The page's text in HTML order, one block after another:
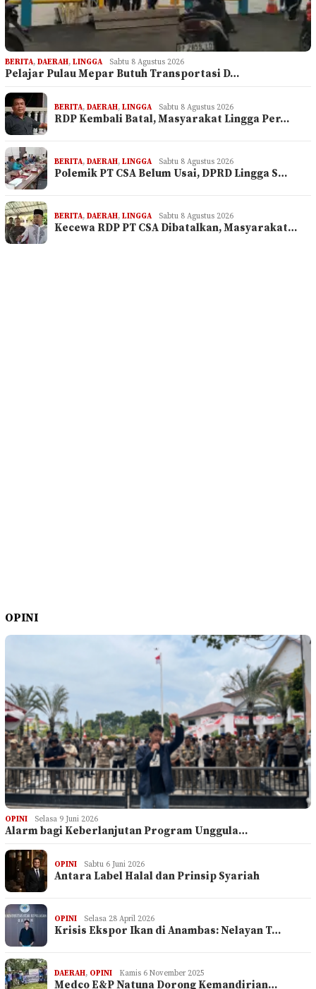
BERITA, DAERAH, LINGGA Sabtu 8 Agustus 2026
Pelajar Pulau Mepar Butuh Transportasi D…
BERITA, DAERAH, LINGGA Sabtu 8 Agustus 2026
RDP Kembali Batal, Masyarakat Lingga Per…
BERITA, DAERAH, LINGGA Sabtu 8 Agustus 2026
Polemik PT CSA Belum Usai, DPRD Lingga S…
BERITA, DAERAH, LINGGA Sabtu 8 Agustus 2026
Kecewa RDP PT CSA Dibatalkan, Masyarakat…
OPINI
OPINI Selasa 9 Juni 2026
Alarm bagi Keberlanjutan Program Unggula…
OPINI Sabtu 6 Juni 2026
Antara Label Halal dan Prinsip Syariah
OPINI Selasa 28 April 2026
Krisis Ekspor Ikan di Anambas: Nelayan T…
DAERAH, OPINI Kamis 6 November 2025
Medco E&P Natuna Dorong Kemandirian…